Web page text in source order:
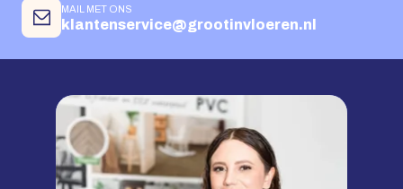
MAIL MET ONS
klantenservice@grootinvloeren.nl